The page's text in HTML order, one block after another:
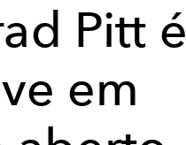
Pitt é
em